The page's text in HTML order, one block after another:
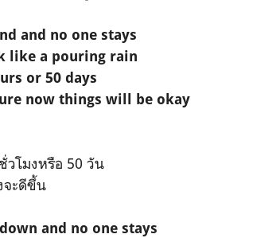
and no one stays
like a pouring rain
or 50 days
now things will be okay
วโมงหรือ 50 วัน
จะดีขึ้น
and no one stays